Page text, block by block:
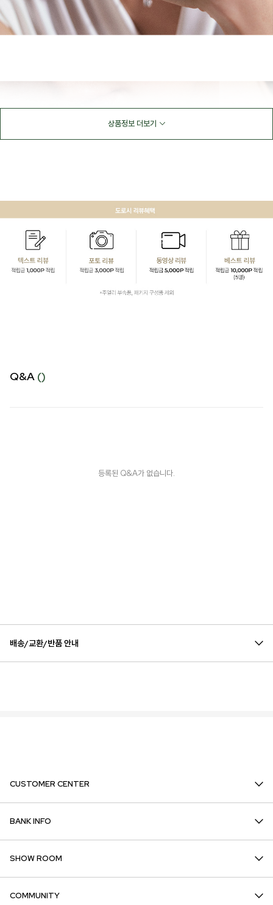
상품정보 더보기
Q&A ()
등록된 Q&A가 없습니다.
배송/교환/반품 안내
CUSTOMER CENTER
BANK INFO
SHOW ROOM
COMMUNITY